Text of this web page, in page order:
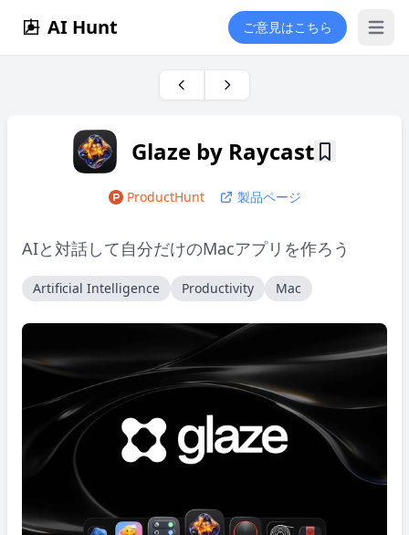
AI Hunt ご意見はこちら Open
Glaze by Raycast
ProductHunt 製品ページ
AIと対話して自分だけのMacアプリを作ろう
Artificial Intelligence Productivity Mac